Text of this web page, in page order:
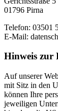
01796 Pirna
Telefon: 03501
E-Mail:
Hinweis zur
Auf unserer
mit Sitz in den
können Ihre
jeweiligen